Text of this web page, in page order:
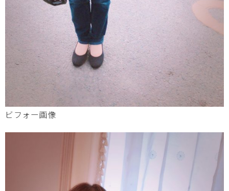
ビフォー画像